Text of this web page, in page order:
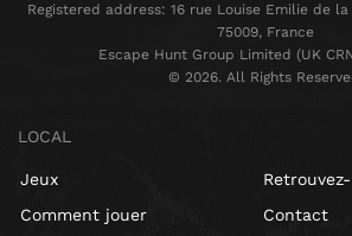
Registered address: 16 rue Louise Emilie de la
75009, France
Escape Hunt Group Limited (UK
©️ 2026. All Rights
LOCAL
Jeux
Comment jouer
Contact